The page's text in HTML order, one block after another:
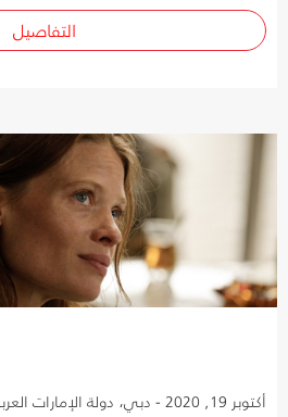
التفاصيل
أكتوبر 19, 2020 - دبي، دولة الإمارات العربية المتحدة